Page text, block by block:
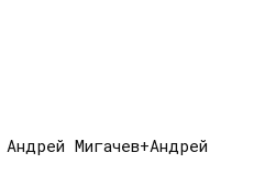
Мигачев+Андрей